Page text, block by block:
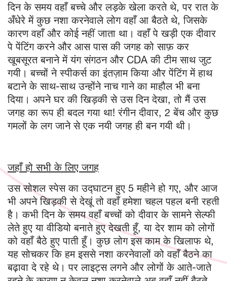
दिन के समय वहाँ बच्चे और लड़के खेला करते थे, पर रात के
अँधेरे में कुछ नशा करनेवाले लोग वहाँ आ बैठते थे, जिसके
कारण वहाँ और कोई नहीं जाता था। वहाँ पे खड़ी एक दीवार
पे पेंटिंग करने और आस पास की जगह को साफ़ कर
खूबसूरत बनाने में यंग संगठन और CDA की टीम साथ जुट
गयी। बच्चों ने स्पीकर्स का इंतज़ाम किया और पेंटिंग में हाथ
बटाने के साथ-साथ उन्होंने नाच गाने का माहौल भी बना
दिया। अपने घर की खिड़की से उस दिन देखा, तो मैं उस
जगह का रूप ही बदल गया था! रंगीन दीवार, 2 बेंच और कुछ
गमलों के लग जाने से एक नयी जगह ही बन गयी थी।
जहाँ हो सभी के लिए जगह
उस सोशल स्पेस काउद्घाटनहुए 5 महीने हो गए, और आज
भी अपने खिड़की से देखूं तो वहाँ हमेशा चहल पहल बनी रहती
है। कभी दिन के समय वहाँ बच्चों को दीवार के सामने सेल्फी
लेते हुए या वीडियो बनाते हुए देखती हूँ, या देर शाम को लोगों
को वहाँ बैठे हुए पाती हूँ। कुछ लोग इस काम के खिलाफ थे,
यह सोचकर कि हम इससे नशा करनेवालों को वहाँ बैठने का
बढ़ावा दे रहे थे। पर लाइट्स लगने और लोगों के आते-जाते